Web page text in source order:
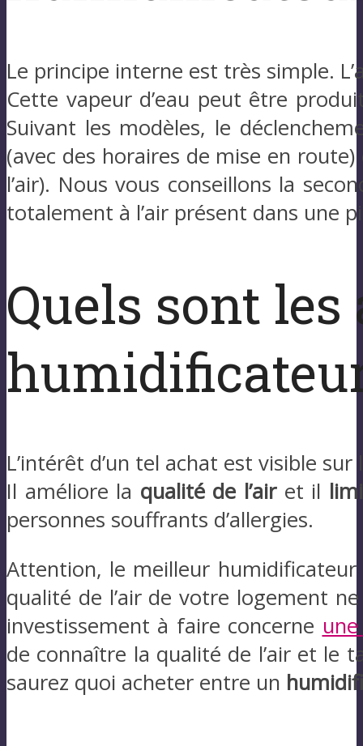
Le principe interne est très simple.
Cette vapeur d’eau peut être
Suivant les modèles, le
(avec des horaires de mise en
l’air). Nous vous conseillons la
totalement à l’air présent dans une
Quels sont les
L’intérêt d’un tel achat est visible
Il améliore la qualité de l’airet il
personnes souffrants d’allergies.
Attention, le meilleur
qualité de l’air de votre logement
investissement à faire concerne
de connaître la qualité de l’air et le
saurez quoi acheter entre un